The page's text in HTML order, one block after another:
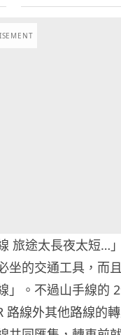
旅途太長夜太短…
坐的交通工具，而
」。不過山手線的
路線外其他路線的